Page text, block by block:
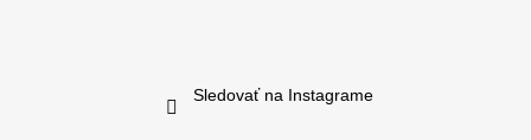
Sledovať na Instagrame